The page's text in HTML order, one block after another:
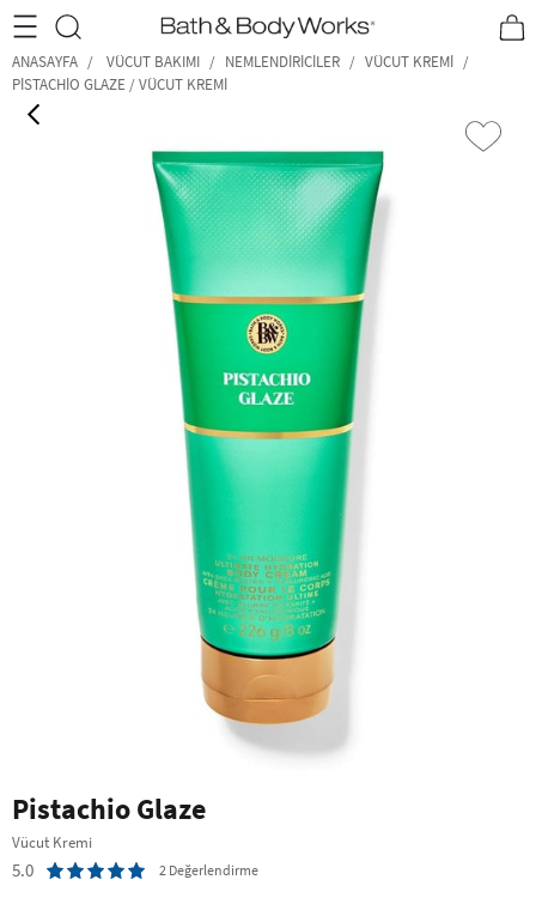
•2200₺ ve Üzeri Kargo Ücretsiz!• *Promosyon Detayları
ANASAYFA VÜCUT BAKIMI NEMLENDIRICILER
VÜCUT KREMI
PISTACHIO GLAZE / VÜCUT KREMI
Pistachio Glaze
Vücut Kremi
5.0 2 Değerlendirme